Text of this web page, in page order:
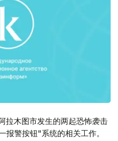
拉木图市发生的两起恐怖袭击
警按钮"系统的相关工作。